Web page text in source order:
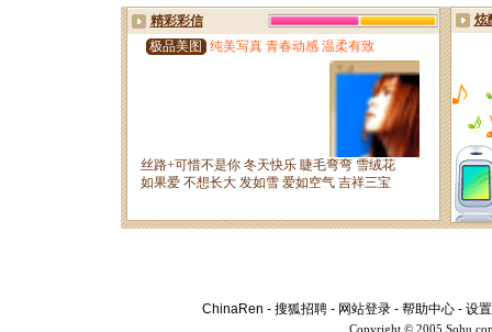
ChinaRen - 搜狐招聘 - 网站登录 - 帮助中心 - 设
Copyright © 2005